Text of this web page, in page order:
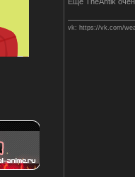
vk: https://vk.com/